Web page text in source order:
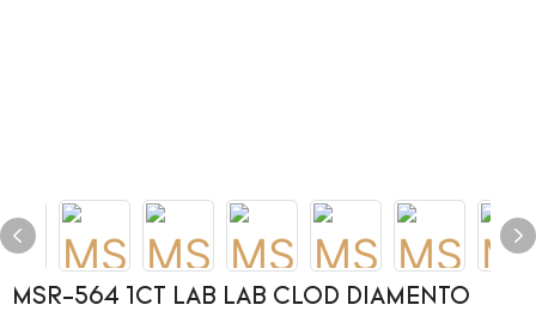
MSR-564 1CT LAB LAB CLOD DIAMENTO